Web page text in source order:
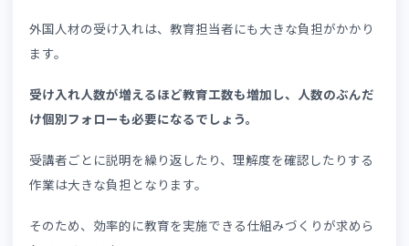
2-2. 受講状況や理解度を把握しにくい
紙のテストや集合研修中心の運用では、誰がどこまで学習
たのかを把握することが困難です。
日本語で質問できない外国人受講者の場合、理解していな
ことに教育担当者が気付けないのです。
その結果、現場配属後に教育不足が発覚したり、トラブル